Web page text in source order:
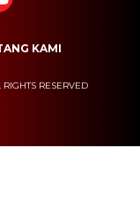
KAMI
RESERVED